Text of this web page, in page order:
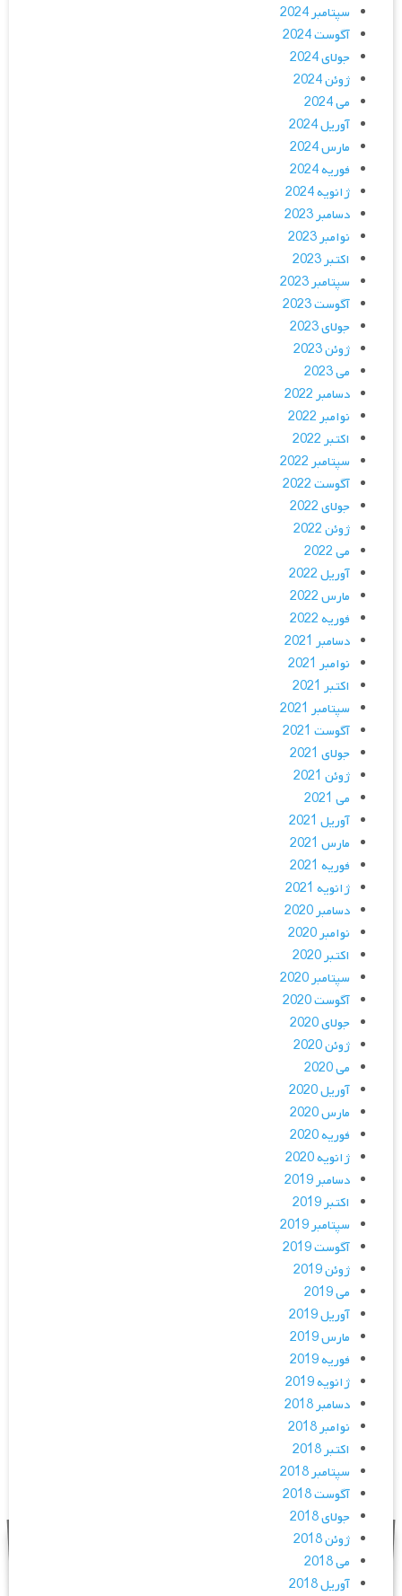
سپتامبر 2024
آگوست 2024
جولای 2024
ژوئن 2024
می 2024
آوریل 2024
مارس 2024
فوریه 2024
ژانویه 2024
دسامبر 2023
نوامبر 2023
اکتبر 2023
سپتامبر 2023
آگوست 2023
جولای 2023
ژوئن 2023
می 2023
دسامبر 2022
نوامبر 2022
اکتبر 2022
سپتامبر 2022
آگوست 2022
جولای 2022
ژوئن 2022
می 2022
آوریل 2022
مارس 2022
فوریه 2022
دسامبر 2021
نوامبر 2021
اکتبر 2021
سپتامبر 2021
آگوست 2021
جولای 2021
ژوئن 2021
می 2021
آوریل 2021
مارس 2021
فوریه 2021
ژانویه 2021
دسامبر 2020
نوامبر 2020
اکتبر 2020
سپتامبر 2020
آگوست 2020
جولای 2020
ژوئن 2020
می 2020
آوریل 2020
مارس 2020
فوریه 2020
ژانویه 2020
دسامبر 2019
اکتبر 2019
سپتامبر 2019
آگوست 2019
ژوئن 2019
می 2019
آوریل 2019
مارس 2019
فوریه 2019
ژانویه 2019
دسامبر 2018
نوامبر 2018
اکتبر 2018
سپتامبر 2018
آگوست 2018
جولای 2018
ژوئن 2018
می 2018
آوریل 2018